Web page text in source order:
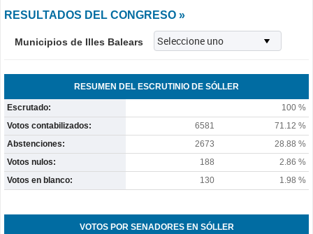
RESULTADOS DEL CONGRESO »
Municipios de Illes Balears
RESUMEN DEL ESCRUTINIO DE SÓLLER
Escrutado:
100 %
Votos contabilizados:
6581
71.12 %
Abstenciones:
2673
28.88 %
Votos nulos:
188
2.86 %
Votos en blanco:
130 1.98 %
VOTOS POR SENADORES EN SÓLLER